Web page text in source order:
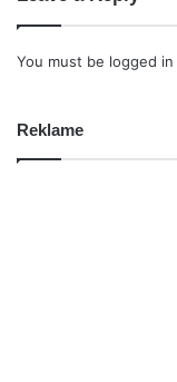
You must be logged in
Reklame